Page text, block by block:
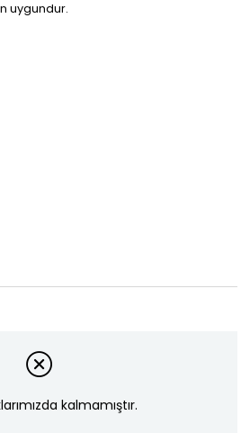
uygundur.
kalmamıştır.